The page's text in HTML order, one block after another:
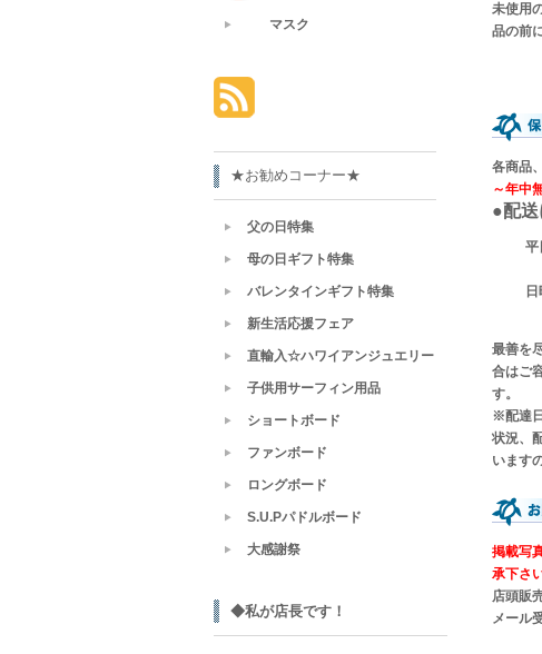
未使用
品の前
各商品
～年中
●配送
平
最善を
合はご
す。
※配達
状況、
います
掲載写
承下さい
店頭販
メール
マスク
★お勧めコーナー★
父の日特集
母の日ギフト特集
バレンタインギフト特集
新生活応援フェア
直輸入☆ハワイアンジュエリー
子供用サーフィン用品
ショートボード
ファンボード
ロングボード
S.U.Pパドルボード
大感謝祭
◆私が店長です！